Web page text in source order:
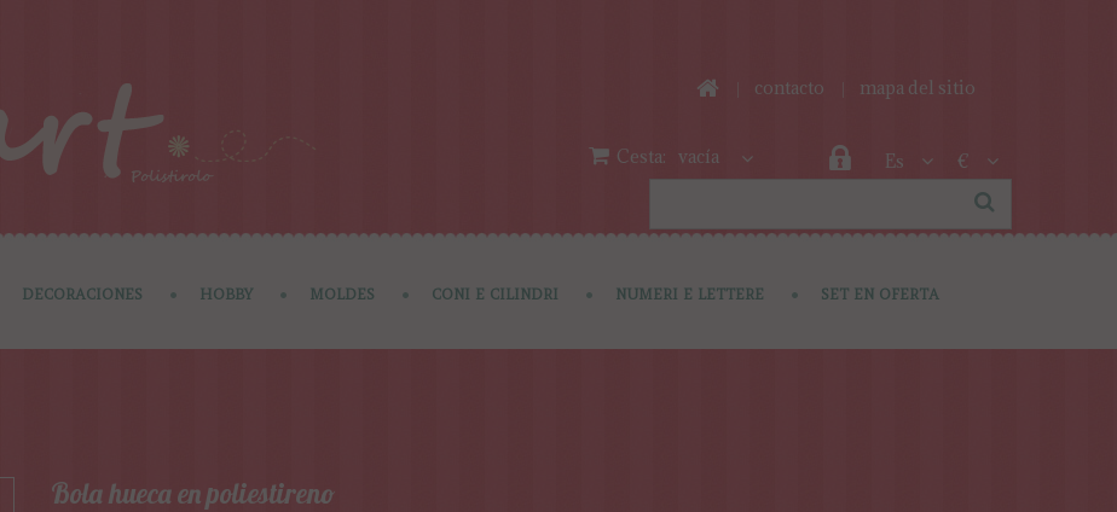
Es €
contacto mapa del sitio
Cesta: vacía
DECORACIONES HOBBY MOLDES CONI E CILINDRI NUMERI E LETTERE SET EN OFERTA
Bola hueca en poliestireno